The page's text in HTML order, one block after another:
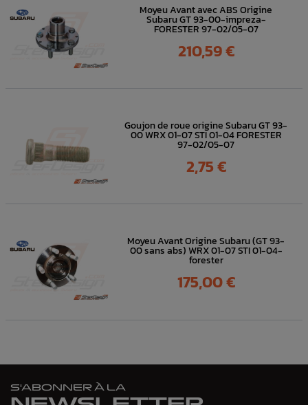
Moyeu Avant avec ABS Origine
Subaru GT 93-00-impreza-
FORESTER 97-02/05-07
Prix
210,59 €
Goujon de roue origine Subaru GT 93-
00 WRX 01-07 STI 01-04 FORESTER
97-02/05-07
Prix
2,75 €
Moyeu Avant Origine Subaru (GT 93-
00 sans abs) WRX 01-07 STI 01-04-
forester
Prix
175,00 €
S'ABONNER À LA